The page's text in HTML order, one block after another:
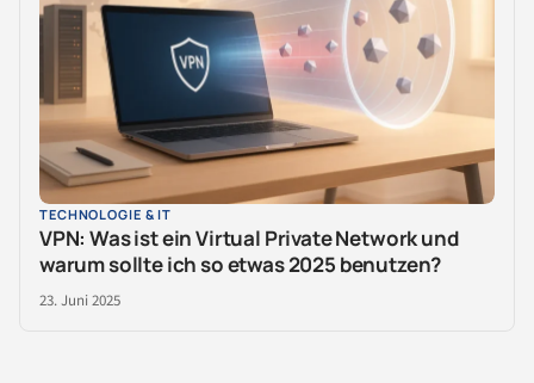
TECHNOLOGIE & IT
VPN: Was ist ein Virtual Private Network und
warum sollte ich so etwas 2025 benutzen?
23. Juni 2025